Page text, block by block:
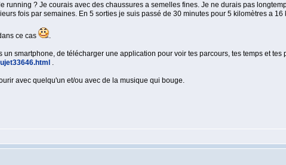
running ? Je courais avec des chaussures a semelles fines. Je ne durais pas
fois par semaines. En 5 sorties je suis passé de 30 minutes pour 5 kilomètres a 16
ce cas .
un smartphone, de télécharger une application pour voir tes parcours, tes temps et
.
avec quelqu'un et/ou avec de la musique qui bouge.